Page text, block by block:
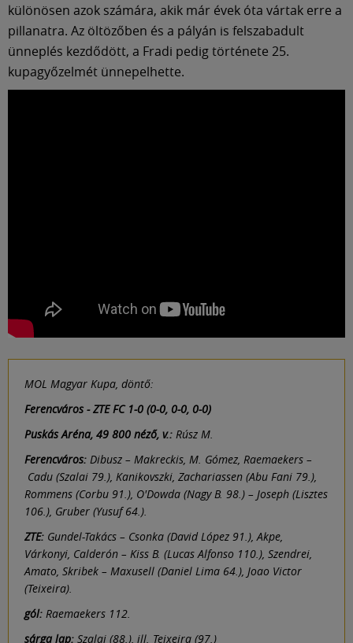
különösen azok számára, akik már évek óta vártak erre a
pillanatra. Az öltözőben és a pályán is felszabadult
ünneplés kezdődött, a Fradi pedig története 25.
kupagyőzelmét ünnepelhette.
MOL Magyar Kupa, döntő:
Ferencváros - ZTE FC 1-0 (0-0, 0-0, 0-0)
Puskás Aréna, 49 800 néző, v.: Rúsz M.
Ferencváros: Dibusz – Makreckis, M. Gómez, Raemaekers –
Cadu (Szalai 79.), Kanikovszki, Zachariassen (Abu Fani 79.),
Rommens (Corbu 91.), O'Dowda (Nagy B. 98.) – Joseph (Lisztes
106.), Gruber (Yusuf 64.).
ZTE: Gundel-Takács – Csonka (David López 91.), Akpe,
Várkonyi, Calderón – Kiss B. (Lucas Alfonso 110.), Szendrei,
Amato, Skribek – Maxusell (Daniel Lima 64.), Joao Victor
(Teixeira).
gól: Raemaekers 112.
sárga lap: Szalai (88.), ill. Teixeira (97.)